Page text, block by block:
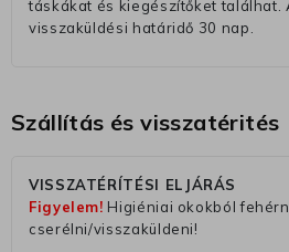
táskákat és kiegészítőket találhat.
visszaküldési határidő 30 nap.
Szállítás és visszatérités
VISSZATÉRÍTÉSI ELJÁRÁS
Figyelem! Higiéniai okokból
cserélni/visszaküldeni!